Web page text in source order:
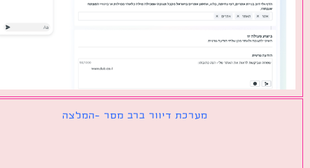
מערכת דיוור ברב מסר -המלצה